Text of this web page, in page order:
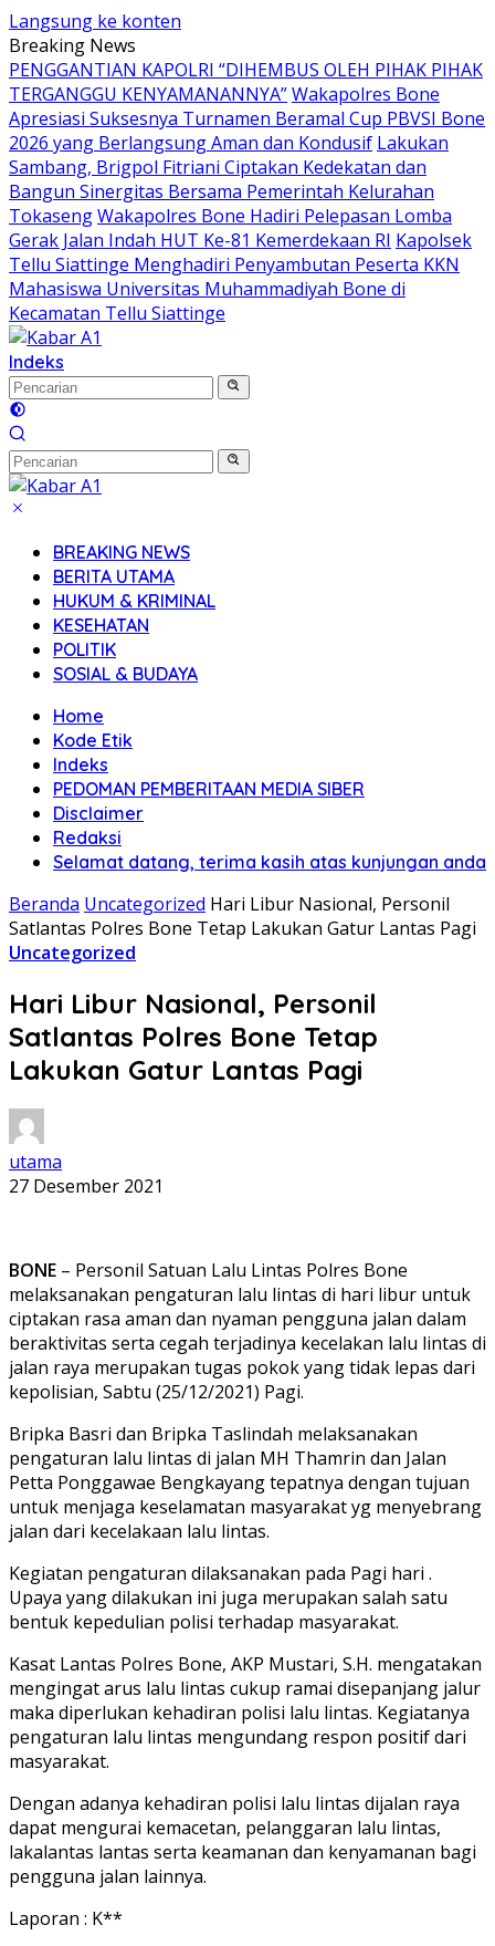
Langsung ke konten
Breaking News
PENGGANTIAN KAPOLRI “DIHEMBUS OLEH PIHAK PIHAK
TERGANGGU KENYAMANANNYA”Wakapolres Bone
Apresiasi Suksesnya Turnamen Beramal Cup PBVSI Bone
2026 yang Berlangsung Aman dan Kondusif Lakukan
Sambang, Brigpol Fitriani Ciptakan Kedekatan dan
Bangun Sinergitas Bersama Pemerintah Kelurahan
TokasengWakapolres Bone Hadiri Pelepasan Lomba
Gerak Jalan Indah HUT Ke-81 Kemerdekaan RI Kapolsek
Tellu Siattinge Menghadiri Penyambutan Peserta KKN
Mahasiswa Universitas Muhammadiyah Bone di
Kecamatan Tellu Siattinge
Indeks
BREAKING NEWS
BERITA UTAMA
HUKUM & KRIMINAL
KESEHATAN
POLITIK
SOSIAL & BUDAYA
Home
Kode Etik
Indeks
PEDOMAN PEMBERITAAN MEDIA SIBER
Disclaimer
Redaksi
Selamat datang, terima kasih atas kunjungan anda
Beranda Uncategorized Hari Libur Nasional, Personil
Satlantas Polres Bone Tetap Lakukan Gatur Lantas Pagi
Uncategorized
Hari Libur Nasional, Personil
Satlantas Polres Bone Tetap
Lakukan Gatur Lantas Pagi
utama
27 Desember 2021
BONE – Personil Satuan Lalu Lintas Polres Bone
melaksanakan pengaturan lalu lintas di hari libur untuk
ciptakan rasa aman dan nyaman pengguna jalan dalam
beraktivitas serta cegah terjadinya kecelakan lalu lintas di
jalan raya merupakan tugas pokok yang tidak lepas dari
kepolisian, Sabtu (25/12/2021) Pagi.
Bripka Basri dan Bripka Taslindah melaksanakan
pengaturan lalu lintas di jalan MH Thamrin dan Jalan
Petta Ponggawae Bengkayang tepatnya dengan tujuan
untuk menjaga keselamatan masyarakat yg menyebrang
jalan dari kecelakaan lalu lintas.
Kegiatan pengaturan dilaksanakan pada Pagi hari .
Upaya yang dilakukan ini juga merupakan salah satu
bentuk kepedulian polisi terhadap masyarakat.
Kasat Lantas Polres Bone, AKP Mustari, S.H. mengatakan
mengingat arus lalu lintas cukup ramai disepanjang jalur
maka diperlukan kehadiran polisi lalu lintas. Kegiatanya
pengaturan lalu lintas mengundang respon positif dari
masyarakat.
Dengan adanya kehadiran polisi lalu lintas dijalan raya
dapat mengurai kemacetan, pelanggaran lalu lintas,
lakalantas lantas serta keamanan dan kenyamanan bagi
pengguna jalan lainnya.
Laporan : K**